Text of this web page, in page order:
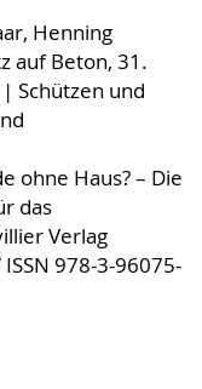
Henning
auf Beton, 31.
Schützen und
ohne Haus? – Die
das
Verlag
978-3-96075-